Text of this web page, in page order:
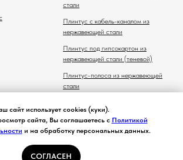
сайт использует cookies (куки).
сайта, Вы соглашаетесь с Политикой
и на обработку персональных данных.
СОГЛАСЕН
стали
Плинтус с кабель-каналом из
нержавеющей стали
Плинтус под гипсокартон из
нержавеющей стали (теневой)
Плинтус-полоса из нержавеющей
стали
нержавеющей стали